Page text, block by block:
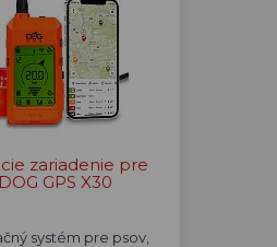
zariadenie pre
GPS X30
systém pre psov,